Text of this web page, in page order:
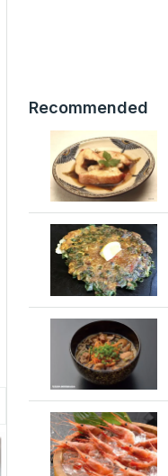
Recommended